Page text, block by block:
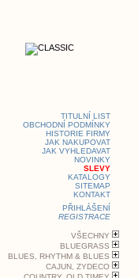
TITULNÍ LIST
OBCHODNÍ PODMÍNKY
HISTORIE FIRMY
JAK NAKUPOVAT
JAK VYHLEDAVAT
NOVINKY
SLEVY
KATALOGY
SITEMAP
KONTAKT
PŘIHLÁŠENÍ
REGISTRACE
VŠECHNY
BLUEGRASS
BLUES, RHYTHM & BLUES
CAJUN, ZYDECO